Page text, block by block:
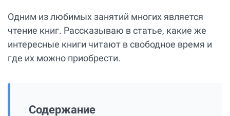
Одним из любимых занятий многих является
чтение книг. Рассказываю в статье, какие же
интересные книги читают в свободное время и
где их можно приобрести.
Содержание